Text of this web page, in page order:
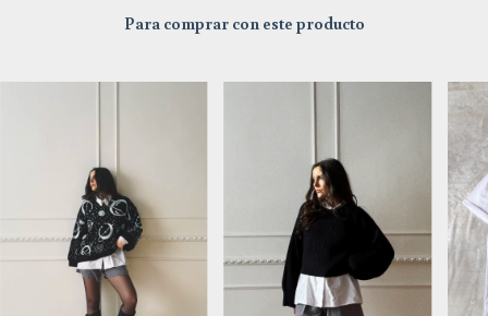
Para comprar con este producto